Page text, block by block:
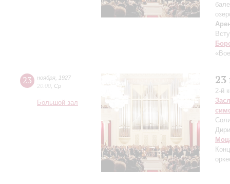
23 ноября
1927
20:00 Ср
Большой зал
23
2-й